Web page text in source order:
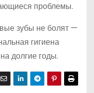
проблемы.
зубы не болят —
гигиена
долгие годы.